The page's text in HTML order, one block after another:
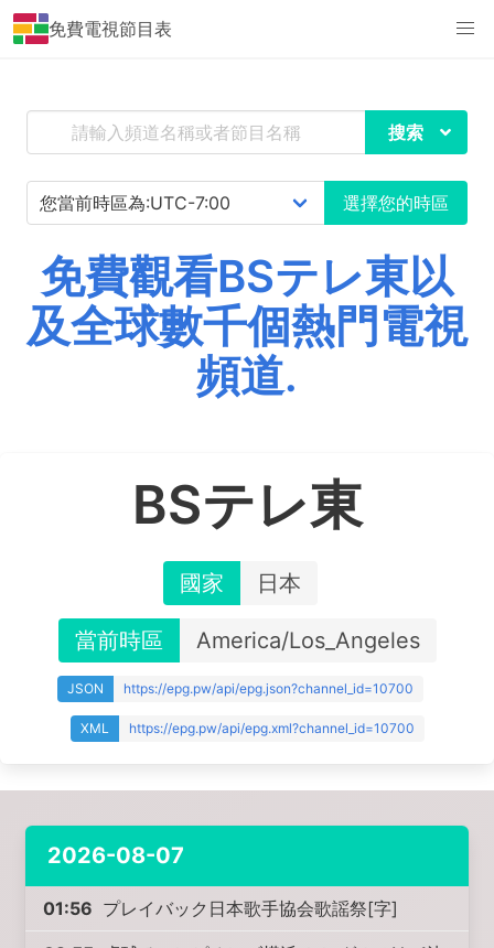
免費電視節目表
搜索
選擇您的時區
免費觀看BSテレ東以
及全球數千個熱門電視
頻道.
BSテレ東
國家 日本
當前時區 America/Los_Angeles
JSON https://epg.pw/api/epg.json?channel_id=10700
XML https://epg.pw/api/epg.xml?channel_id=10700
2026-08-07
01:56 プレイバック日本歌手協会歌謡祭[字]